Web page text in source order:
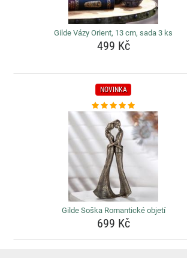
Gilde Vázy Orient, 13 cm, sada 3 ks
499 Kč
NOVINKA
Gilde Soška Romantické objetí
699 Kč